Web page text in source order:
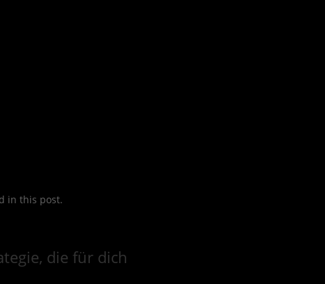
in this post.
die für dich